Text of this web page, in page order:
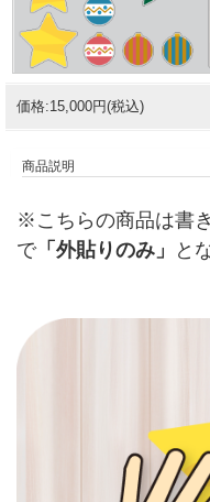
価格:15,000円(税込)
商品説明
※こちらの商品は書
で「外貼りのみ」 と